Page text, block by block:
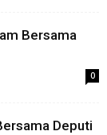
Bersama
0
Deputi